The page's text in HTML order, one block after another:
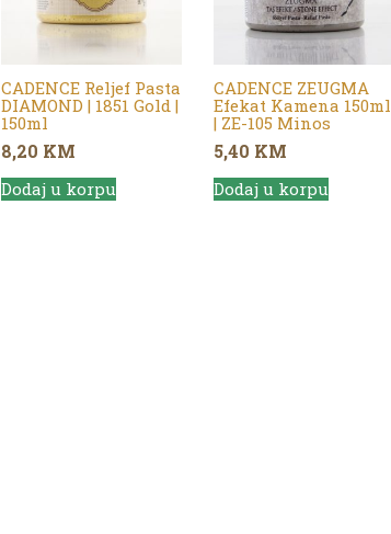
CADENCE Reljef Pasta
DIAMOND | 1851 Gold |
150ml
8,20 KM
Dodaj u korpu
CADENCE ZEUGMA
Efekat Kamena 150ml
| ZE-105 Minos
5,40 KM
Dodaj u korpu